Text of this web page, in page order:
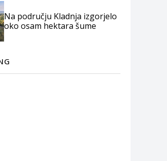
Na području Kladnja izgorjelo
oko osam hektara šume